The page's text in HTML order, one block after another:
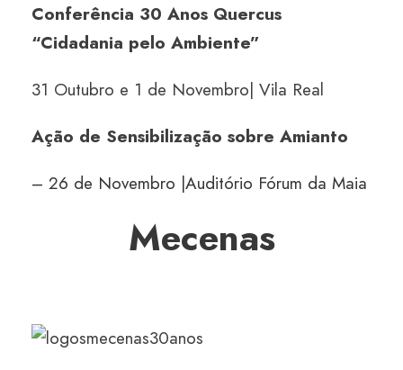
Conferência 30 Anos Quercus
“Cidadania pelo Ambiente”
31 Outubro e 1 de Novembro| Vila Real
Ação de Sensibilização sobre Amianto
– 26 de Novembro |Auditório Fórum da Maia
Mecenas